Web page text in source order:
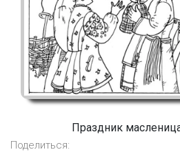
Праздник
Поделиться: